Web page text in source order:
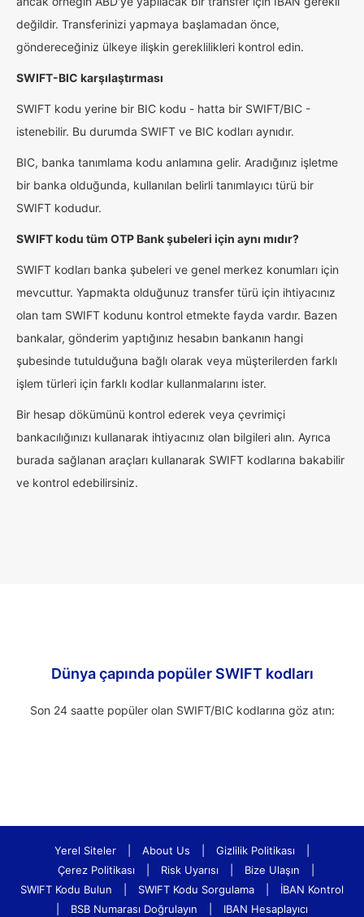
değildir. Transferinizi yapmaya başlamadan önce,
göndereceğiniz ülkeye ilişkin gereklilikleri kontrol edin.
SWIFT-BIC karşılaştırması
SWIFT kodu yerine bir BIC kodu - hatta bir SWIFT/BIC -
istenebilir. Bu durumda SWIFT ve BIC kodları aynıdır.
BIC, banka tanımlama kodu anlamına gelir. Aradığınız işletme
bir banka olduğunda, kullanılan belirli tanımlayıcı türü bir
SWIFT kodudur.
SWIFT kodu tüm OTP Bank şubeleri için aynı mıdır?
SWIFT kodları banka şubeleri ve genel merkez konumları için
mevcuttur. Yapmakta olduğunuz transfer türü için ihtiyacınız
olan tam SWIFT kodunu kontrol etmekte fayda vardır. Bazen
bankalar, gönderim yaptığınız hesabın bankanın hangi
şubesinde tutulduğuna bağlı olarak veya müşterilerden farklı
işlem türleri için farklı kodlar kullanmalarını ister.
Bir hesap dökümünü kontrol ederek veya çevrimiçi
bankacılığınızı kullanarak ihtiyacınız olan bilgileri alın. Ayrıca
burada sağlanan araçları kullanarak SWIFT kodlarına bakabilir
ve kontrol edebilirsiniz.
Dünya çapında popüler SWIFT kodları
Son 24 saatte popüler olan SWIFT/BIC kodlarına göz atın:
Yerel Siteler About Us Gizlilik Politikası
Çerez Politikası
Risk Uyarısı Bize Ulaşın
SWIFT Kodu Bulun
SWIFT Kodu Sorgulama
İBAN Kontrol
BSB Numarası Doğrulayın IBAN Hesaplayıcı